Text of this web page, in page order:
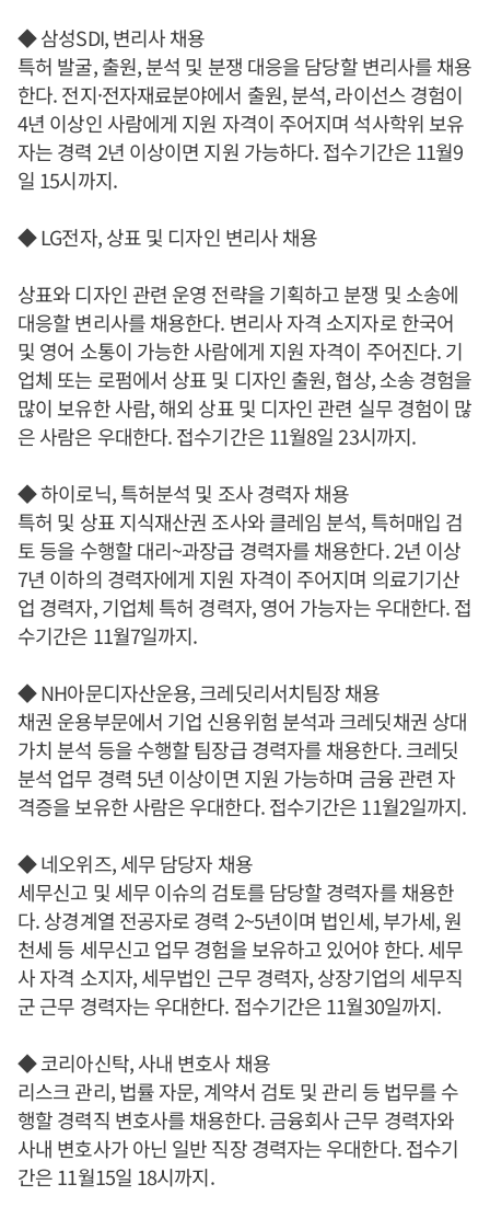
◆ 삼성SDI, 변리사 채용
특허 발굴, 출원, 분석 및 분쟁 대응을 담당할 변리사를 채용
한다. 전지·전자재료분야에서 출원, 분석, 라이선스 경험이
4년 이상인 사람에게 지원 자격이 주어지며 석사학위 보유
자는 경력 2년 이상이면 지원 가능하다. 접수기간은 11월9
일 15시까지.
◆ LG전자, 상표 및 디자인 변리사 채용
상표와 디자인 관련 운영 전략을 기획하고 분쟁 및 소송에
대응할 변리사를 채용한다. 변리사 자격 소지자로 한국어
및 영어 소통이 가능한 사람에게 지원 자격이 주어진다. 기
업체 또는 로펌에서 상표 및 디자인 출원, 협상, 소송 경험을
많이 보유한 사람, 해외 상표 및 디자인 관련 실무 경험이 많
은 사람은 우대한다. 접수기간은 11월8일 23시까지.
◆ 하이로닉, 특허분석 및 조사 경력자 채용
특허 및 상표 지식재산권 조사와 클레임 분석, 특허매입 검
토 등을 수행할 대리~과장급 경력자를 채용한다. 2년 이상
7년 이하의 경력자에게 지원 자격이 주어지며 의료기기산
업 경력자, 기업체 특허 경력자, 영어 가능자는 우대한다. 접
수기간은 11월7일까지.
◆ NH아문디자산운용, 크레딧리서치팀장 채용
채권 운용부문에서 기업 신용위험 분석과 크레딧채권 상대
가치 분석 등을 수행할 팀장급 경력자를 채용한다. 크레딧
분석 업무 경력 5년 이상이면 지원 가능하며 금융 관련 자
격증을 보유한 사람은 우대한다. 접수기간은 11월2일까지.
◆ 네오위즈, 세무 담당자 채용
세무신고 및 세무 이슈의 검토를 담당할 경력자를 채용한
다. 상경계열 전공자로 경력 2~5년이며 법인세, 부가세, 원
천세 등 세무신고 업무 경험을 보유하고 있어야 한다. 세무
사 자격 소지자, 세무법인 근무 경력자, 상장기업의 세무직
군 근무 경력자는 우대한다. 접수기간은 11월30일까지.
◆ 코리아신탁, 사내 변호사 채용
리스크 관리, 법률 자문, 계약서 검토 및 관리 등 법무를 수
행할 경력직 변호사를 채용한다. 금융회사 근무 경력자와
사내 변호사가 아닌 일반 직장 경력자는 우대한다. 접수기
간은 11월15일 18시까지.